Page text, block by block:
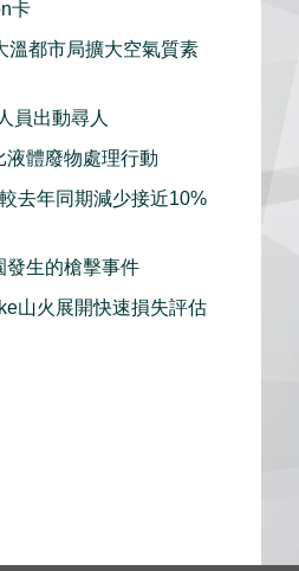
卡
溫都市局擴大空氣質素
員出動尋人
液體廢物處理行動
去年同期減少接近10%
發生的槍擊事件
山火展開快速損失評估